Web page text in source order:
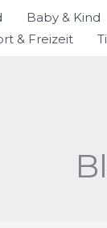
Baby & Kind
& Freizeit